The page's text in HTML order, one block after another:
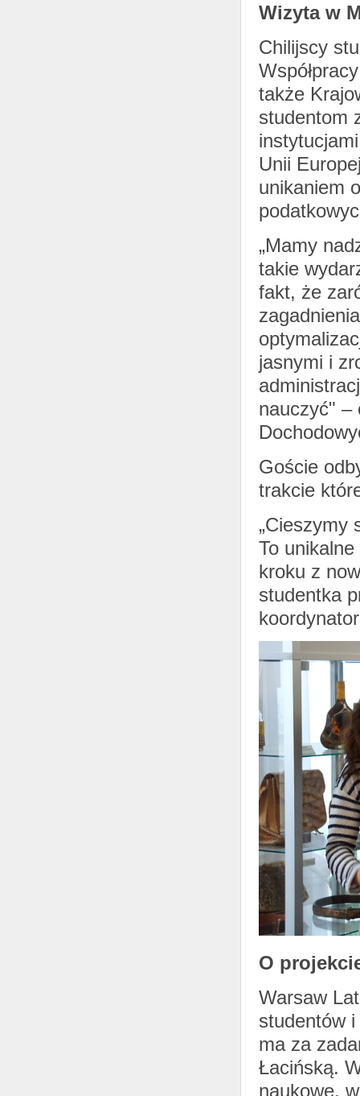
Wizyta w
Chilijscy
także
studentom
Unii
unikaniem
„Mamy
takie
fakt, że
jasnymi i
nauczyć" –
Goście
trakcie
„Cieszymy
To
kroku z
studentka
O
Warsaw
studentów
ma za
Łacińską.
naukowe,